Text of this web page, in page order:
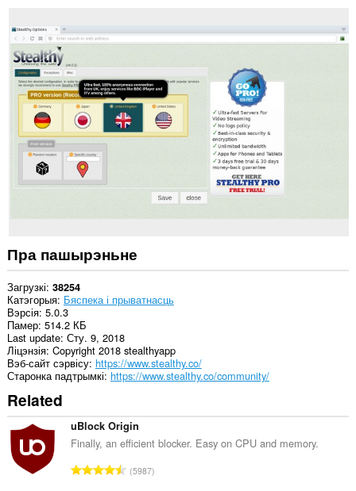
доступ
да
вашых
дадзеных
на
некаторых
вэб-
сайтах.
Гэта
пашырэнне
мець
вашых
Пра пашырэньне
Загрузкі 38254
Катэгорыя Бяспека і прыватнасць
Вэрсія 5.0.3
Памер 514.2 КБ
Last update Сту. 9, 2018
Ліцэнзія Copyright 2018 stealthyapp
Вэб-сайт сэрвісу https://www.stealthy.co/
Старонка падтрымкі https://www.stealthy.co/community/
Related
uBlock Origin
Finally, an efficient blocker. Easy on CPU and memory.
А5987